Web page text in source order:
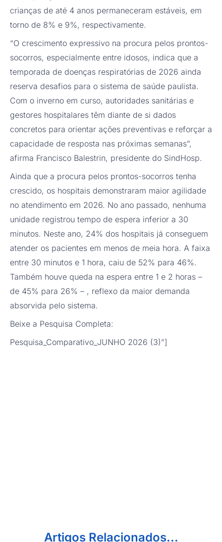
crianças de até 4 anos permaneceram estáveis, em
torno de 8% e 9%, respectivamente.
“O crescimento expressivo na procura pelos prontos-
socorros, especialmente entre idosos, indica que a
temporada de doenças respiratórias de 2026 ainda
reserva desafios para o sistema de saúde paulista.
Com o inverno em curso, autoridades sanitárias e
gestores hospitalares têm diante de si dados
concretos para orientar ações preventivas e reforçar a
capacidade de resposta nas próximas semanas”,
afirma Francisco Balestrin, presidente do SindHosp.
Ainda que a procura pelos prontos-socorros tenha
crescido, os hospitais demonstraram maior agilidade
no atendimento em 2026. No ano passado, nenhuma
unidade registrou tempo de espera inferior a 30
minutos. Neste ano, 24% dos hospitais já conseguem
atender os pacientes em menos de meia hora. A faixa
entre 30 minutos e 1 hora, caiu de 52% para 46%.
Também houve queda na espera entre 1 e 2 horas –
de 45% para 26% – , reflexo da maior demanda
absorvida pelo sistema.
Beixe a Pesquisa Completa:
Pesquisa_Comparativo_JUNHO 2026 (3)”]
Artigos Relacionados...